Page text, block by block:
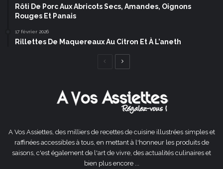
Rôti De Porc Aux Abricots Secs, Amandes, Oignons
Rouges Et Panais
17 février 2026
Rillettes De Maquereaux Au Citron Et À L’aneth
Page
A Vos Assiettes, des milliers de recettes de cuisine illustrées simples et
raffinées accessibles à tous, en mettant à l'honneur les produits de
saisons, c'est également de l'art de vivre, des actualités culinaires et
bien plus encore ...